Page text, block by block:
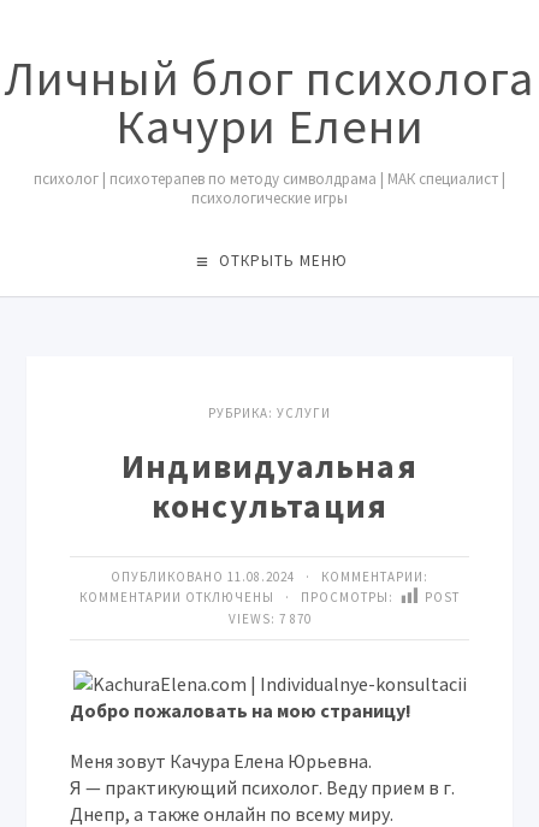
Личный блог психолога
Качури Елени
психолог | психотерапев по методу символдрама | МАК специалист |
психологические игры
ОТКРЫТЬ МЕНЮ
РУБРИКА: УСЛУГИ
Индивидуальная
консультация
ОПУБЛИКОВАНО 11.08.2024 · КОММЕНТАРИИ:
КОММЕНТАРИИ ОТКЛЮЧЕНЫ · ПРОСМОТРЫ:
POST
VIEWS: 7 870
Добро пожаловать на мою страницу!
Меня зовут Качура Елена Юрьевна.
Я — практикующий психолог. Веду прием в г.
Днепр, а также онлайн по всему миру.